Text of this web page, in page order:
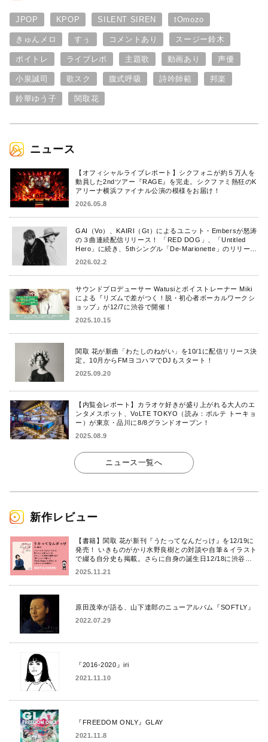
JPOP KPOP SILENT SIREN tOmozo
きゅんメロ すぅ コメントあり スージー鈴木
ボイトレ ライブレポ 主題歌 動画あり 声優
小泉誠司 歌スク 腹式呼吸 詩吟師範 邦楽
鈴華ゆう子 関取花
ニュース
【オフィシャルライブレポート】シクフォニが約５万人を
動員した2ndツアー『RAGE』を完走。シクファミ熱狂のK
アリーナ横浜ファイナル公演の模様をお届け！
2026.05.8
GAI（Vo）、KAIRI（Gt）によるユニット・Embersが怒涛
の３曲連続配信リリース！ 「RED DOG」、「Untitled
Hero」に続き、5thシングル「De-Marionette」のリリース
2026.02.2
サウンドプロデューサー Watusiとボイストレーナー Miki
による『リズムで差がつく！脱・初心者ボーカルワークシ
ョップ』が12/7に渋谷で開催！
2025.10.15
関取 花が新曲「わたしのねがい」を10/1に配信リリース決
定。10月からFMヨコハマでDJもスタート！
2025.09.20
【内覧会レポート】カラオケ好きが盛り上がれる大人のエ
ンタメスポット、VoLTE TOKYO（読み：ボルテ トーキョ
ー）が東京・品川に8/8グランドオープン！
2025.08.9
ニュース一覧へ
新作レビュー
【書籍】関取 花が新刊『うたってなんだっけ』を12/19に
発売！ いきものがかり水野良樹との対談や自筆＆イラスト
で綴る自分史も掲載。さらに自身の誕生日12/18に渋谷で
2025.11.21
原田茂幸が語る、山下達郎のニューアルバム『SOFTLY』
2022.07.29
『2016-2020』iri
2021.11.10
『FREEDOM ONLY』GLAY
2021.11.8